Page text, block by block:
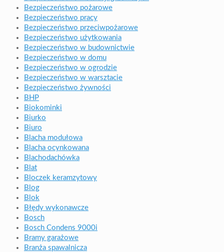
Bezpieczeństwo pożarowe
Bezpieczeństwo pracy
Bezpieczeństwo przeciwpożarowe
Bezpieczeństwo użytkowania
Bezpieczeństwo w budownictwie
Bezpieczeństwo w domu
Bezpieczeństwo w ogrodzie
Bezpieczeństwo w warsztacie
Bezpieczeństwo żywności
BHP
Biokominki
Biurko
Biuro
Blacha modułowa
Blacha ocynkowana
Blachodachówka
Blat
Bloczek keramzytowy
Blog
Blok
Błędy wykonawcze
Bosch
Bosch Condens 9000i
Bramy garażowe
Branża spawalnicza